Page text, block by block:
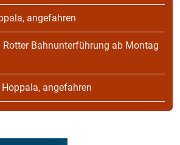
angefahren
Rotter Bahnunterführung ab Montag
Hoppala, angefahren